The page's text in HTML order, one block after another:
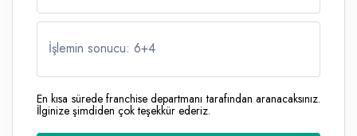
İşlemin sonucu: 6+4
En kısa sürede franchise departmanı tarafından aranacaksınız.
İlginize şimdiden çok teşekkür ederiz.